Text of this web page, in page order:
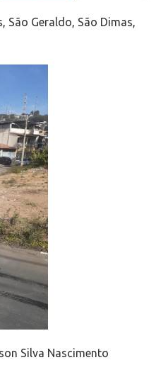
São Geraldo, São Dimas,
Silva Nascimento